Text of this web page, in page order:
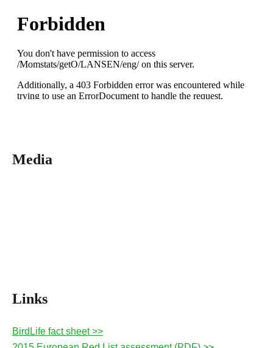
Media
Links
BirdLife fact sheet >>